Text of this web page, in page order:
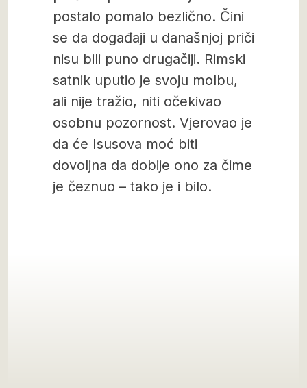
postalo pomalo bezlično. Čini
se da događaji u današnjoj priči
nisu bili puno drugačiji. Rimski
satnik uputio je svoju molbu,
ali nije tražio, niti očekivao
osobnu pozornost. Vjerovao je
da će Isusova moć biti
dovoljna da dobije ono za čime
je čeznuo – tako je i bilo.